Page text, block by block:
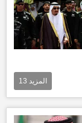
المزيد 13